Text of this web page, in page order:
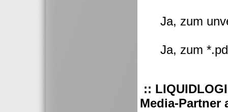
Ja, zum
Ja, zum
::
Media-Partner